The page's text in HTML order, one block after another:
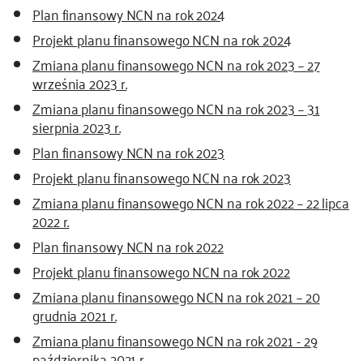
Plan finansowy NCN na rok 2024
Projekt planu finansowego NCN na rok 2024
Zmiana planu finansowego NCN na rok 2023 – 27
września 2023 r.
Zmiana planu finansowego NCN na rok 2023 – 31
sierpnia 2023 r.
Plan finansowy NCN na rok 2023
Projekt planu finansowego NCN na rok 2023
Zmiana planu finansowego NCN na rok 2022 – 22 lipca
2022 r.
Plan finansowy NCN na rok 2022
Projekt planu finansowego NCN na rok 2022
Zmiana planu finansowego NCN na rok 2021 – 20
grudnia 2021 r.
Zmiana planu finansowego NCN na rok 2021 - 29